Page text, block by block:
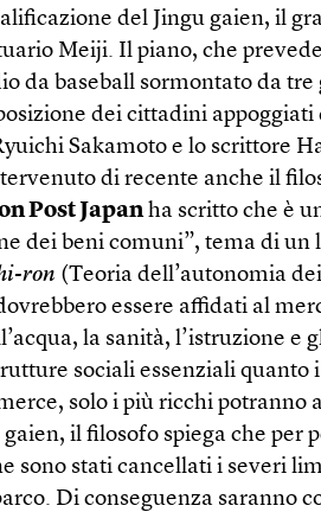
del Jingu gaien, il
Meiji. Il piano, che
da baseball sormontato da
dei cittadini
Sakamoto e lo scrittore
di recente anche il
Post Japanha scritto che è
dei beni comuni”, tema di
ron (Teoria dell’autonomia
essere affidati al
la sanità, l’istruzione e
sociali essenziali quanto
solo i più ricchi potranno
gaien, il filosofo spiega che per
sono stati cancellati i severi
Di conseguenza saranno